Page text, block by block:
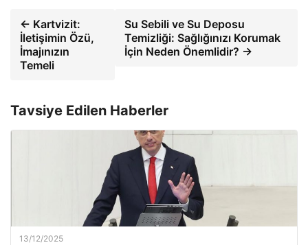
← Kartvizit:
İletişimin Özü,
İmajınızın
Temeli
Su Sebili ve Su Deposu
Temizliği: Sağlığınızı Korumak
İçin Neden Önemlidir? →
Tavsiye Edilen Haberler
13/12/2025